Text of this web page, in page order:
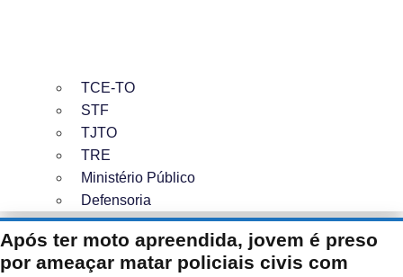
TCE-TO
STF
TJTO
TRE
Ministério Público
Defensoria
Após ter moto apreendida, jovem é preso
por ameaçar matar policiais civis com